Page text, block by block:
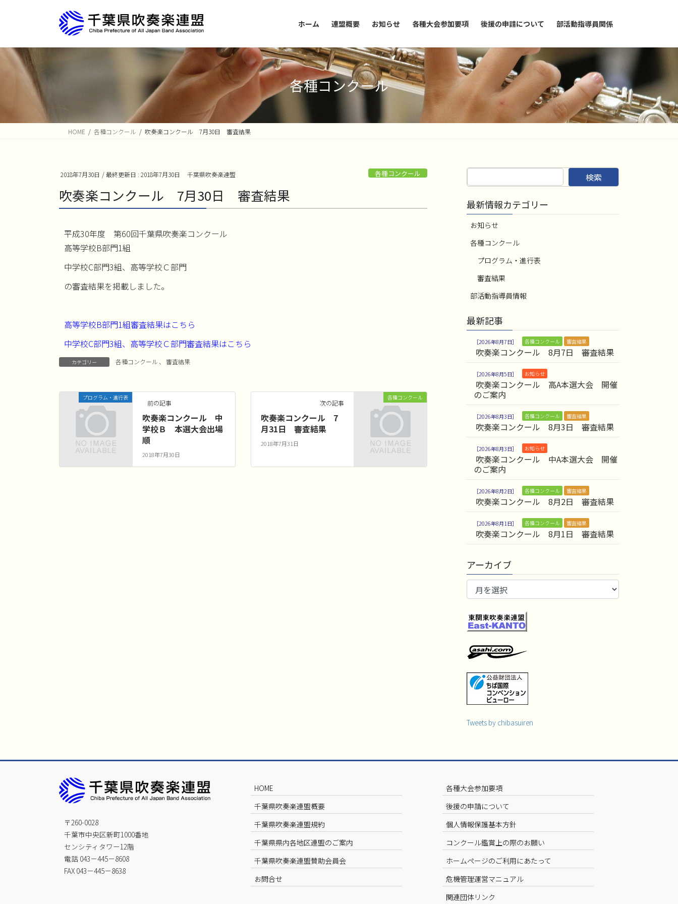
ツ
シ
移
ホーム 連盟概要 お知らせ 各種大会参加要項 後援の申請について 部活動指導員関係
各種コンクール
HOME 各種コンクール 吹奏楽コンクール 7月30日 審査結果
2018年7月30日 / 最終更新日 : 2018年7月30日 千葉県吹奏楽連盟 各種コンクール
吹奏楽コンクール 7月30日 審査結果
平成30年度 第60回千葉県吹奏楽コンクール
高等学校B部門1組
中学校C部門3組、高等学校Ｃ部門
の審査結果を掲載しました。
高等学校B部門1組審査結果はこちら
中学校C部門3組、高等学校Ｃ部門審査結果はこちら
カテゴリー 各種コンクール 、 審査結果
プログラム・進行表
前の記事
吹奏楽コンクール 中
学校Ｂ 本選大会出場
順
2018年7月30日
各種コンクール
次の記事
吹奏楽コンクール 7
月31日 審査結果
2018年7月31日
検索
最新情報カテゴリー
お知らせ
各種コンクール
プログラム・進行表
審査結果
部活動指導員情報
最新記事
2026年8月7日 各種コンクール 審査結果
吹奏楽コンクール 8月7日 審査結果
2026年8月5日 お知らせ
吹奏楽コンクール 高A本選大会 開催
のご案内
2026年8月3日 各種コンクール 審査結果
吹奏楽コンクール 8月3日 審査結果
2026年8月3日 お知らせ
吹奏楽コンクール 中A本選大会 開催
のご案内
2026年8月2日 各種コンクール 審査結果
吹奏楽コンクール 8月2日 審査結果
2026年8月1日 各種コンクール 審査結果
吹奏楽コンクール 8月1日 審査結果
アーカイブ
ア
イ
ブ
Tweets by chibasuiren
〒260-0028
千葉市中央区新町1000番地
センシティタワー12階
電話 043－445－8608
FAX 043－445－8638
HOME
千葉県吹奏楽連盟概要
千葉県吹奏楽連盟規約
千葉県県内各地区連盟のご案内
千葉県吹奏楽連盟賛助会員会
お問合せ
各種大会参加要項
後援の申請について
個人情報保護基本方針
コンクール鑑賞上の際のお願い
ホームページのご利用にあたって
危機管理運営マニュアル
関連団体リンク